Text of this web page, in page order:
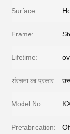
Surface:
Frame:
Lifetime:
संरचना का प्रकार:
Model No:
Prefabrication: